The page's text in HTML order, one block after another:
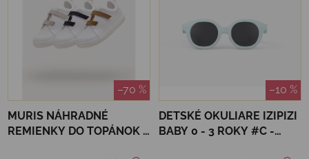
–70 %
MURIS NÁHRADNÉ
REMIENKY DO TOPÁNOK 3
–10 %
DETSKÉ OKULIARE IZIPIZI
BABY 0 - 3 ROKY #C -